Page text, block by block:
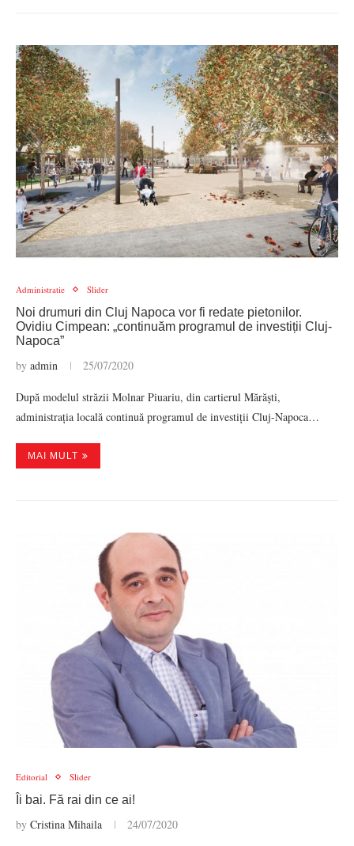
Administratie Slider
Noi drumuri din Cluj Napoca vor fi redate pietonilor.
Ovidiu Cimpean: „continuăm programul de investiții Cluj-
Napoca”
by admin 25/07/2020
După modelul străzii Molnar Piuariu, din cartierul Mărăști,
administrația locală continuă programul de investiții Cluj-Napoca…
MAI MULT
Editorial Slider
Îi bai. Fă rai din ce ai!
by Cristina Mihaila 24/07/2020